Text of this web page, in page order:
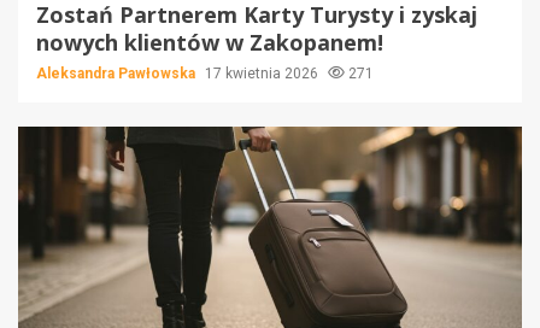
Zostań Partnerem Karty Turysty i zyskaj
nowych klientów w Zakopanem!
Aleksandra Pawłowska 17 kwietnia 2026 271